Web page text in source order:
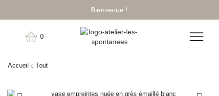
Bienvenue !
0
Accueil Tout